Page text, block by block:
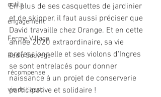
outils
engagement
Ferme Village
Radio Sauvage
récompense
vie de l'asso
En plus de ses casquettes de jardinier
et de skipper, il faut aussi préciser que
David travaille chez Orange. Et en cette
année 2020 extraordinaire, sa vie
professionnelle et ses violons d'Ingres
se sont entrelacés pour donner
naissance à un projet de conserverie
participative et solidaire !